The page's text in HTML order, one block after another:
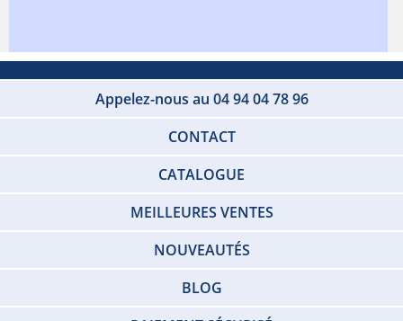
Appelez-nous au 04 94 04 78 96
CONTACT
CATALOGUE
MEILLEURES VENTES
NOUVEAUTÉS
BLOG